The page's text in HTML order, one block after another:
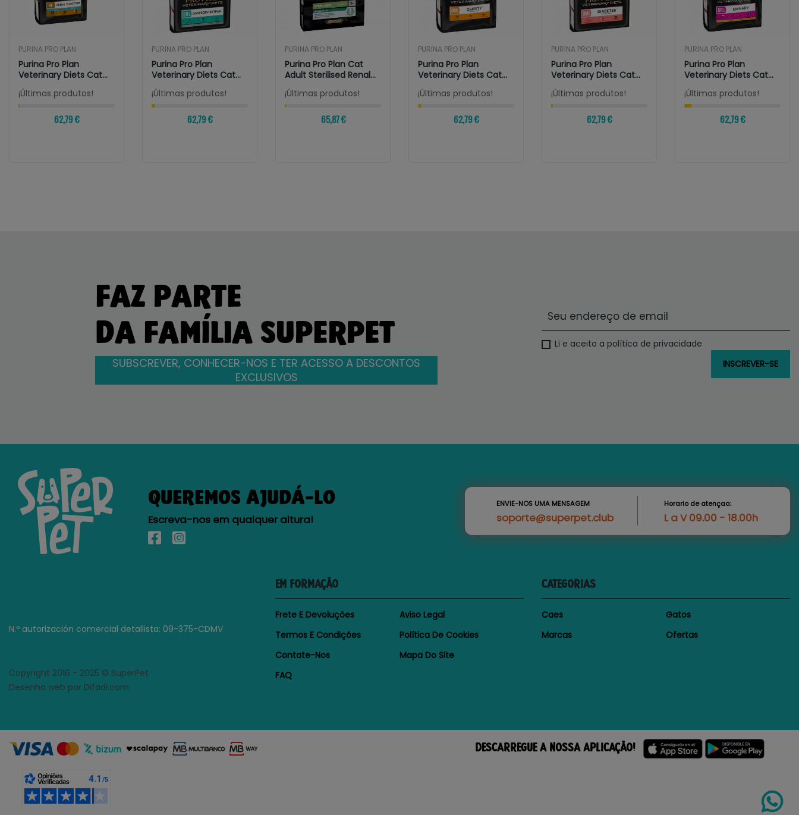
PURINA PRO PLAN
Purina Pro Plan
Veterinary Diets Cat
Renal
¡Últimas produtos!
62,79 €
PURINA PRO PLAN
Purina Pro Plan
Veterinary Diets Cat
Gastrointestinal
¡Últimas produtos!
62,79 €
PURINA PRO PLAN
Purina Pro Plan Cat
Adult Sterilised Renal
Pavo
¡Últimas produtos!
65,87 €
PURINA PRO PLAN
Purina Pro Plan
Veterinary Diets Cat
Obesity
¡Últimas produtos!
62,79 €
PURINA PRO PLAN
Purina Pro Plan
Veterinary Diets Cat
Diabetes
¡Últimas produtos!
62,79 €
PURINA PRO PLAN
Purina Pro Plan
Veterinary Diets Cat
Urinary Pollo
¡Últimas produtos!
62,79 €
FAZ PARTE
DA FAMÍLIA SUPERPET
SUBSCREVER, CONHECER-NOS E TER ACESSO A DESCONTOS
EXCLUSIVOS
Li e aceito a política de privacidade
QUEREMOS AJUDÁ-LO
Escreva-nos em qualquer altura!
ENVIE-NOS UMA MENSAGEM
soporte@superpet.club
Horario de atençao:
L a V 09.00 - 18.00h
N.º autorización comercial detallista: 09-375-CDMV
Copyright 2016 - 2025 © SuperPet
Desenho web por Difadi.com
EM FORMAÇÃO
Frete E Devoluções
Aviso Legal
Termos E Condições
Política De Cookies
Contate-Nos
Mapa Do Site
FAQ
CATEGORIAS
Caes
Gatos
Marcas
Ofertas
DESCARREGUE A NOSSA APLICAÇÃO!